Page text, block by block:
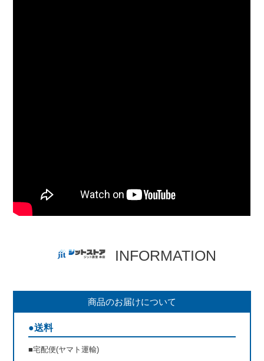
INFORMATION
商品のお届けについて
●送料
■宅配便(ヤマト運輸)